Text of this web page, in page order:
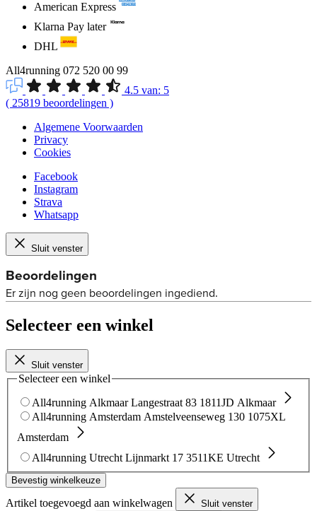
American Express
Klarna Pay later
DHL
All4running 072 520 00 99
4.5 van: 5
( 25819 beoordelingen )
Algemene Voorwaarden
Privacy
Cookies
Facebook
Instagram
Strava
Whatsapp
Sluit venster
Selecteer een winkel
Sluit venster
Selecteer een winkel
All4running Alkmaar Langestraat 83 1811JD Alkmaar
All4running Amsterdam Amstelveenseweg 130 1075XL
Amsterdam
All4running Utrecht Lijnmarkt 17 3511KE Utrecht
Bevestig winkelkeuze
Artikel toegevoegd aan winkelwagen Sluit venster